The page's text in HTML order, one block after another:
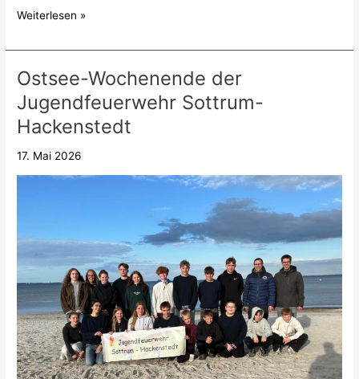
Weiterlesen »
Ostsee-Wochenende der
Jugendfeuerwehr Sottrum-
Hackenstedt
17. Mai 2026
Ostsee-
Wochenende
der
Jugendfeuerwehr
Hackenstedt